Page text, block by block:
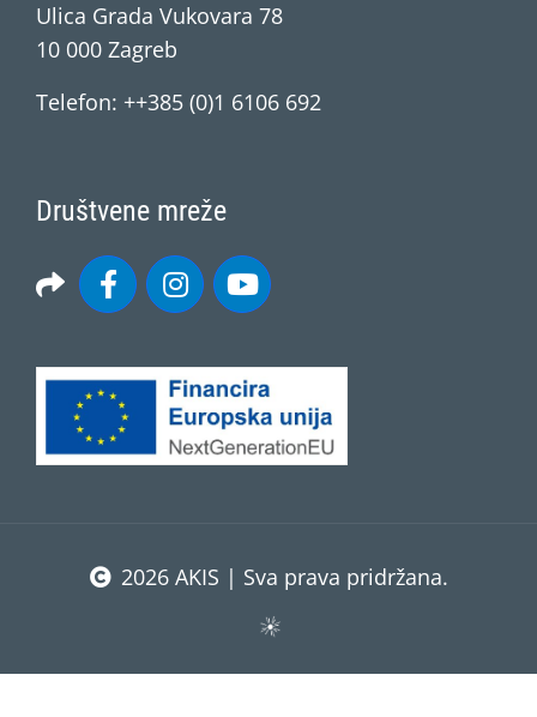
Ulica Grada Vukovara 78
10 000 Zagreb
Telefon: ++385 (0)1 6106 692
Društvene mreže
2026 AKIS | Sva prava pridržana.